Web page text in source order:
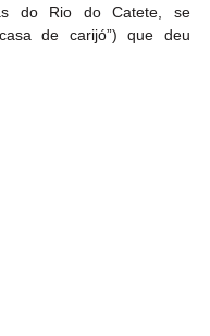
do Rio do Catete, se
de carijó”) que deu